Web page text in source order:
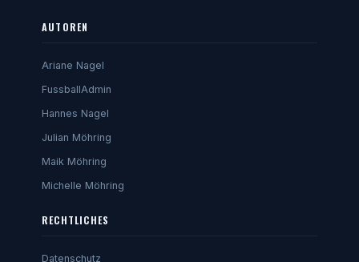
AUTOREN
Ariane Nagel
FussballAdmin
Hannes Nagel
Julian Möhring
Maik Möhring
Michelle Möhring
RECHTLICHES
Datenschutz